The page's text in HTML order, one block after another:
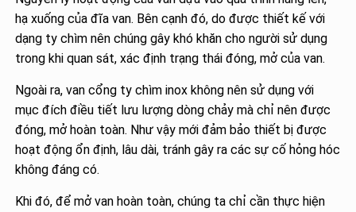
hạ xuống của đĩa van. Bên cạnh đó, do được thiết kế với
dạng ty chìm nên chúng gây khó khăn cho người sử dụng
trong khi quan sát, xác định trạng thái đóng, mở của van.
Ngoài ra, van cổng ty chìm inox không nên sử dụng với
mục đích điều tiết lưu lượng dòng chảy mà chỉ nên được
đóng, mở hoàn toàn. Như vậy mới đảm bảo thiết bị được
hoạt động ổn định, lâu dài, tránh gây ra các sự cố hỏng hóc
không đáng có.
Khi đó, để mở van hoàn toàn, chúng ta chỉ cần thực hiện